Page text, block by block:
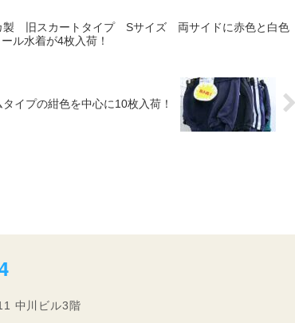
製 旧スカートタイプ Sサイズ 両サイドに赤色と白色
ル水着が4枚入荷！
イプの紺色を中心に10枚入荷！
中川ビル3階